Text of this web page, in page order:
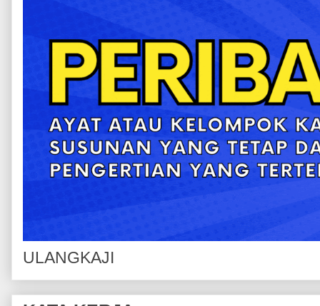
ULANGKAJI